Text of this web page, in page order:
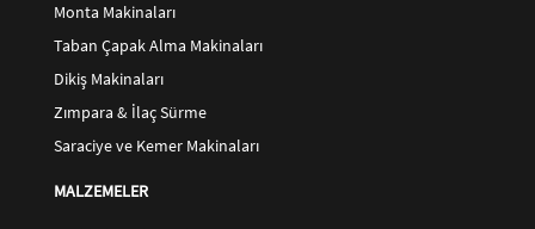
Monta Makinaları
Taban Çapak Alma Makinaları
Dikiş Makinaları
Zımpara & İlaç Sürme
Saraciye ve Kemer Makinaları
MALZEMELER